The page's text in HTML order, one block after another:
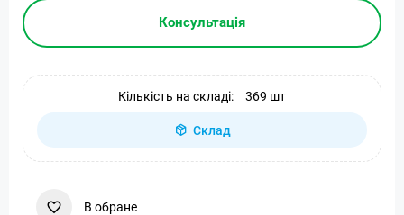
Консультація
Кількість на складі: 369 шт
Склад
В обране